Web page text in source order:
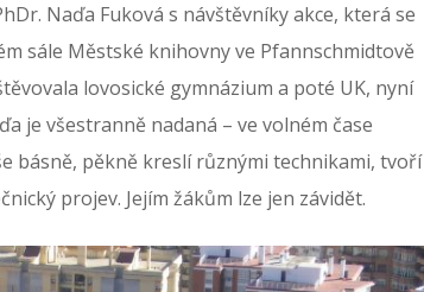
Naďa Fuková s návštěvníky akce, která se
sále Městské knihovny ve Pfannschmidtově
lovosické gymnázium a poté UK, nyní
je všestranně nadaná – ve volném čase
básně, pěkně kreslí různými technikami, tvoří
projev. Jejím žákům lze jen závidět.